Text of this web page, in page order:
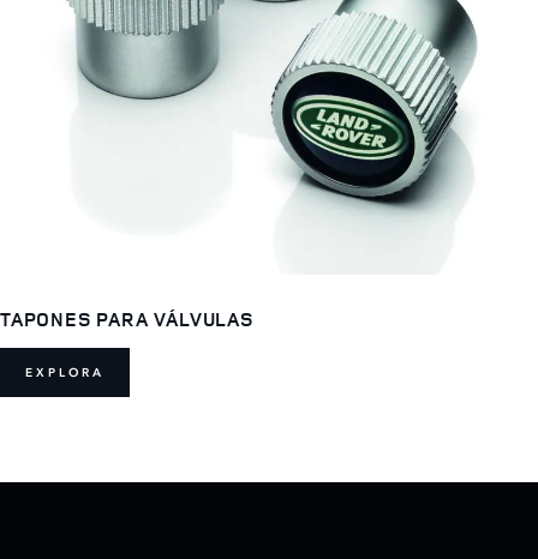
TAPONES PARA VÁLVULAS
EXPLORA